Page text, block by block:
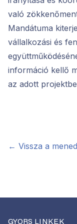
való
Mandátuma
vállalkozási és
információ kellő
az adott
← Vissza a
GYORS LINKEK